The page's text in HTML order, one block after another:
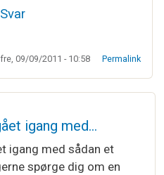
Svar
fre, 09/09/2011 - 10:58 Permalink
igang med…
igang med sådan et
spørge dig om en